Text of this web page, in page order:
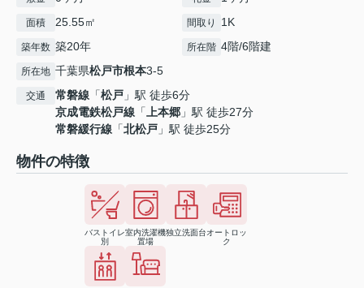
面積 25.55㎡ 間取り 1K
築年数 築20年 所在階 4階/6階建
所在地 千葉県松戸市根本3-5
交通 常磐線 「松戸 」駅 徒歩6分
京成電鉄松戸線 「上本郷 」駅 徒歩27分
常磐緩行線 「北松戸 」駅 徒歩25分
物件の特徴
バストイレ
別
室内洗濯機
置場
独立洗面台オートロッ
ク